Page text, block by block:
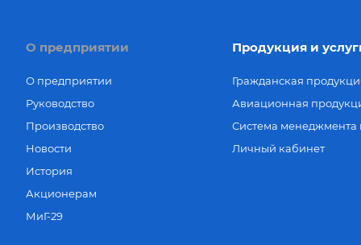
О предприятии
О предприятии
Руководство
Производство
Новости
История
Акционерам
МиГ-29
Продукция и
Гражданская
Авиационная
Система менеджмента
Личный кабинет